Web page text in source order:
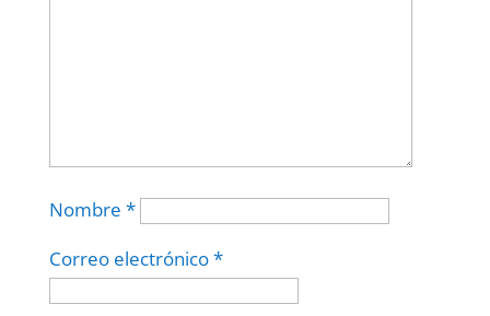
Nombre *
Correo electrónico*